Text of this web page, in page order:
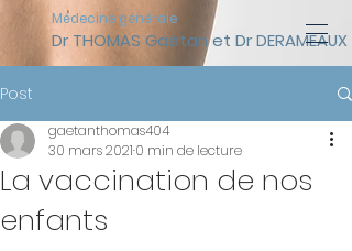
Dr THOMAS Gaëtan et Dr
Médecine générale
Post
La vaccination de nos
enfants
gaetanthomas404
30 mars 2021 0 min de lecture